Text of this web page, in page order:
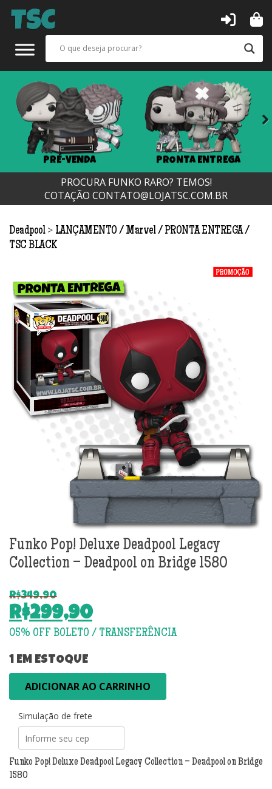
PRÉ-VENDA PRONTA ENTREGA
PROCURA FUNKO RARO? TEMOS!
COTAÇÃO CONTATO@LOJATSC.COM.BR
Deadpool > LANÇAMENTO Marvel
PRONTA ENTREGA
TSC BLACK
Funko Pop! Deluxe Deadpool Legacy
Collection – Deadpool on Bridge 1580
R$349,90
O
preço
era:
R$349,90.
R$299,90
O
atual
é:
R$299,90.
1 EM ESTOQUE
Pop!
Deadpool
Legacy
Collection
-
Deadpool
ADICIONAR AO CARRINHO
Simulação de frete
Funko Pop! Deluxe Deadpool Legacy Collection – Deadpool on Bridge
1580